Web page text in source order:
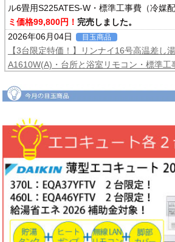
ル6畳用S225ATES-W・標準工事費（冷媒配
ミ価格99,800円！ 完売しました。
2026年06月04日
目玉商品
【3台限定特価！】リンナイ16号高温差し
A1610W(A)・台所と浴室リモコン・標準工
2026年06月04日
デル6畳用S225ATCS-W・標準工事費（冷
年保証付きコミコミ価格128,000円！
2026年06月02日
キャンペーン
ノーリツでおトクに買替え！ノーリツ対象
リ接続で
現金最大35,000円
がもれなくもら
ャンペーン2026第2弾。キャンペーン期間
18日まで
2026年06月02日
目玉商品
【1台限定特価！】三菱ルームエアコン霧